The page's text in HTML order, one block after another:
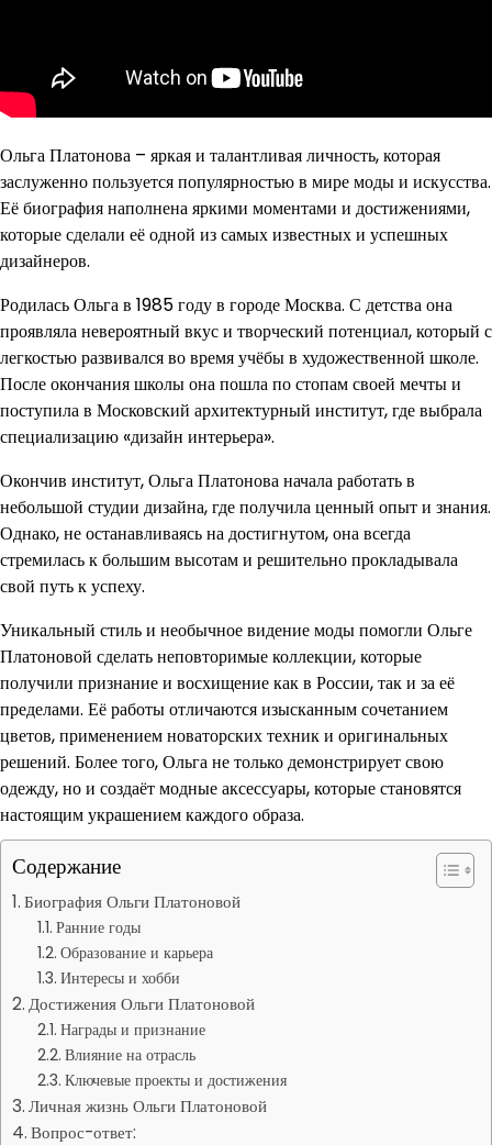
Ольга Платонова – яркая и талантливая личность, которая
заслуженно пользуется популярностью в мире моды и искусства.
Её биография наполнена яркими моментами и достижениями,
которые сделали её одной из самых известных и успешных
дизайнеров.
Родилась Ольга в 1985 году в городе Москва. С детства она
проявляла невероятный вкус и творческий потенциал, который с
легкостью развивался во время учёбы в художественной школе.
После окончания школы она пошла по стопам своей мечты и
поступила в Московский архитектурный институт, где выбрала
специализацию «дизайн интерьера».
Окончив институт, Ольга Платонова начала работать в
небольшой студии дизайна, где получила ценный опыт и знания.
Однако, не останавливаясь на достигнутом, она всегда
стремилась к большим высотам и решительно прокладывала
свой путь к успеху.
Уникальный стиль и необычное видение моды помогли Ольге
Платоновой сделать неповторимые коллекции, которые
получили признание и восхищение как в России, так и за её
пределами. Её работы отличаются изысканным сочетанием
цветов, применением новаторских техник и оригинальных
решений. Более того, Ольга не только демонстрирует свою
одежду, но и создаёт модные аксессуары, которые становятся
настоящим украшением каждого образа.
Содержание
Биография Ольги Платоновой
Ранние годы
Образование и карьера
Интересы и хобби
Достижения Ольги Платоновой
Награды и признание
Влияние на отрасль
Ключевые проекты и достижения
Личная жизнь Ольги Платоновой
Вопрос-ответ: